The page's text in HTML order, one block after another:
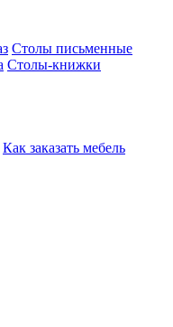
Столы письменные
Столы-книжки
Как заказать мебель